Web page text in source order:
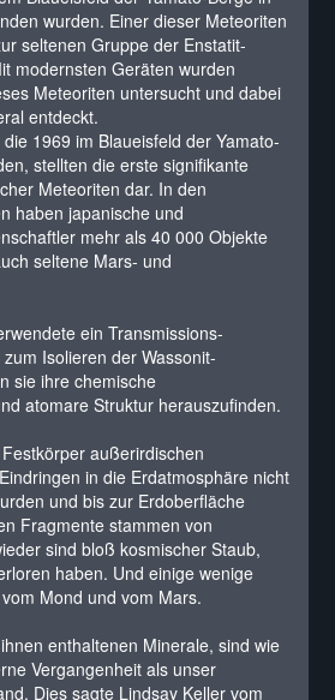
wurden. Einer dieser Meteoriten
seltenen Gruppe der Enstatit-
modernsten Geräten wurden
Meteoriten untersucht und dabei
entdeckt.
1969 im Blaueisfeld der Yamato-
stellten die erste signifikante
Meteoriten dar. In den
haben japanische und
mehr als 40 000 Objekte
seltene Mars- und
ein Transmissions-
Isolieren der Wassonit-
sie ihre chemische
atomare Struktur herauszufinden.
außerirdischen
in die Erdatmosphäre nicht
und bis zur Erdoberfläche
Fragmente stammen von
sind bloß kosmischer Staub,
haben. Und einige wenige
Mond und vom Mars.
enthaltenen Minerale, sind wie
Vergangenheit als unser
Dies sagte Lindsay Keller vom